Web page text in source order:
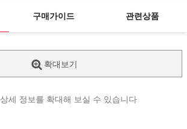
구매가이드 관련상품
확대보기
상세 정보를 확대해 보실 수 있습니다